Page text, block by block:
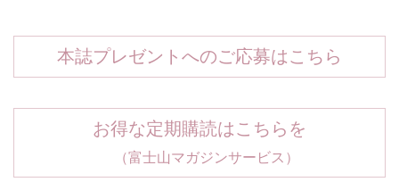
本誌プレゼントへのご応募はこちら
お得な定期購読はこちらを
（富士山マガジンサービス）